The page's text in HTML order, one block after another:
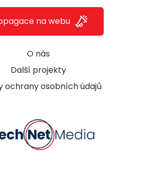
O nás
Další projekty
ochrany osobních údajů
na webu